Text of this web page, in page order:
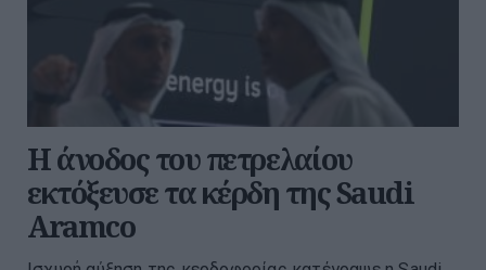
Η άνοδος του πετρελαίου
εκτόξευσε τα κέρδη της Saudi
Aramco